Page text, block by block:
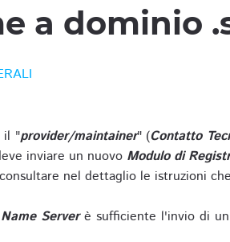
a dominio
"provider/maintainer" (Contatto
inviare un nuovo Modulo di
nel dettaglio le istruzioni
Name Serverè sufficiente l'invio di